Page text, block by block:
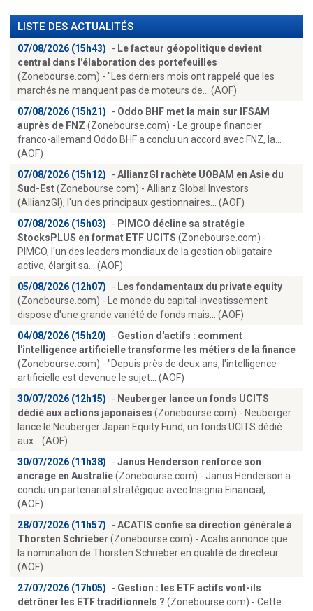
LISTE DES ACTUALITÉS
07/08/2026 (15h43) - Le facteur géopolitique devient
central dans l'élaboration des portefeuilles
(Zonebourse.com) - "Les derniers mois ont rappelé que les
marchés ne manquent pas de moteurs de... (AOF)
07/08/2026 (15h21)
- Oddo BHF met la main sur IFSAM
auprès de FNZ (Zonebourse.com) - Le groupe financier
franco-allemand Oddo BHF a conclu un accord avec FNZ, la...
(AOF)
07/08/2026 (15h12)
- AllianzGI rachète UOBAM en Asie du
Sud-Est(Zonebourse.com) - Allianz Global Investors
(AllianzGI), l'un des principaux gestionnaires... (AOF)
07/08/2026 (15h03)
- PIMCO décline sa stratégie
StocksPLUS en format ETF UCITS (Zonebourse.com) -
PIMCO, l'un des leaders mondiaux de la gestion obligataire
active, élargit sa... (AOF)
05/08/2026 (12h07)
- Les fondamentaux du private equity
(Zonebourse.com) - Le monde du capital-investissement
dispose d'une grande variété de fonds mais... (AOF)
04/08/2026 (15h20)
- Gestion d'actifs : comment
l'intelligence artificielle transforme les métiers de la finance
(Zonebourse.com) - "Depuis près de deux ans, l'intelligence
artificielle est devenue le sujet... (AOF)
30/07/2026 (12h15)
- Neuberger lance un fonds UCITS
dédié aux actions japonaises (Zonebourse.com) - Neuberger
lance le Neuberger Japan Equity Fund, un fonds UCITS dédié
aux... (AOF)
30/07/2026 (11h38)
- Janus Henderson renforce son
ancrage en Australie(Zonebourse.com) - Janus Henderson a
conclu un partenariat stratégique avec Insignia Financial,...
(AOF)
28/07/2026 (11h57)
- ACATIS confie sa direction générale à
Thorsten Schrieber (Zonebourse.com) - Acatis annonce que
la nomination de Thorsten Schrieber en qualité de directeur...
(AOF)
27/07/2026 (17h05)
- Gestion : les ETF actifs vont-ils
détrôner les ETF traditionnels ? (Zonebourse.com) - Cette